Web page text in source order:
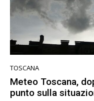
TOSCANA
Meteo Toscana,
punto sulla